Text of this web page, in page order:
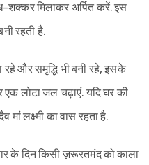
शक्कर मिलाकर अर्पित करें. इस
रहती है.
रहे और समृद्धि भी बनी रहे, इसके
एक लोटा जल चढ़ाएं. यदि घर की
मां लक्ष्मी का वास रहता है.
के दिन किसी ज़रूरतमंद को काला